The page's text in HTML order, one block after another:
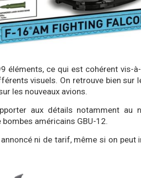
éléments, ce qui est cohérent vis-
visuels. On retrouve bien sur
les nouveaux avions.
aux détails notamment au
américains GBU-12.
ni de tarif, même si on peut